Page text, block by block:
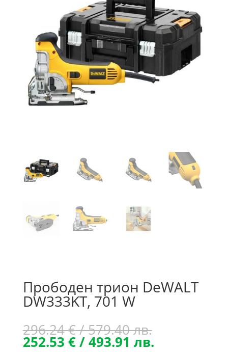
Прободен трион DeWALT
DW333KT, 701 W
296.24€/ 579.40 лв.Original
price
252.53 €/ 493.91 лв.Текущата